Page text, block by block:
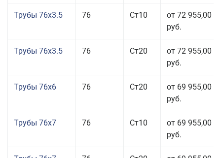
Трубы 76x3.5 76 Ст10
от 72 955,00
руб.
Трубы 76x3.5 76 Ст20
от 72 955,00
руб.
Трубы 76x6 76 Ст20
от 69 955,00
руб.
Трубы 76x7 76 Ст10
от 69 955,00
руб.